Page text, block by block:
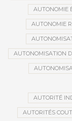
AUTONOMIE
AUTONOMIE
AUTONOMISATION
AUTORITÉ
AUTORITÉS